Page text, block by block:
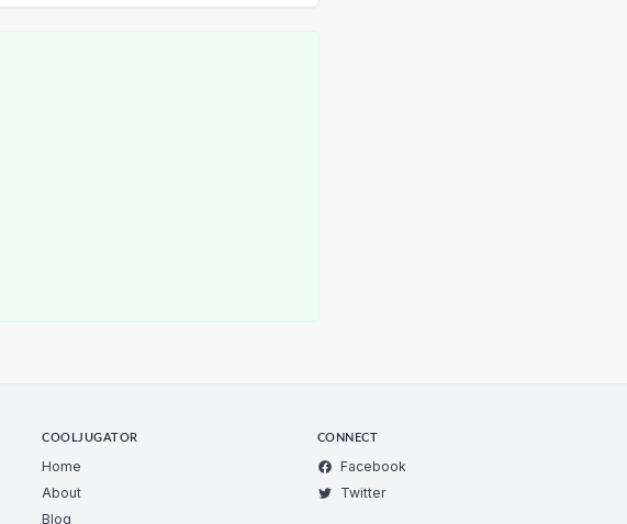
COOLJUGATOR
Home
About
Blog
CONNECT
Facebook
Twitter